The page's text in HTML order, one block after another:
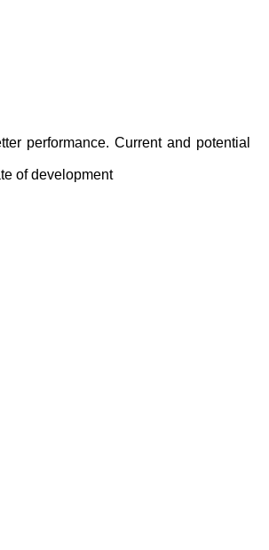
performance. Current and potential
of development